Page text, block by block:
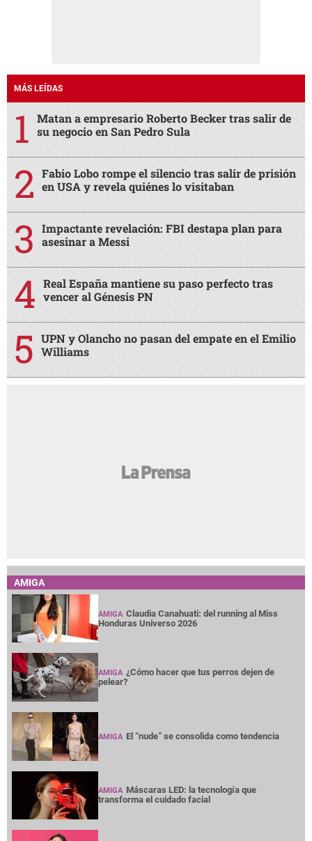
MÁS LEÍDAS
Matan a empresario Roberto Becker tras salir de
su negocio en San Pedro Sula
Fabio Lobo rompe el silencio tras salir de prisión
en USA y revela quiénes lo visitaban
Impactante revelación: FBI destapa plan para
asesinar a Messi
Real España mantiene su paso perfecto tras
vencer al Génesis PN
UPN y Olancho no pasan del empate en el Emilio
Williams
AMIGA
AMIGA Claudia Canahuati: del running al Miss
Honduras Universo 2026
AMIGA ¿Cómo hacer que tus perros dejen de
pelear?
AMIGA El “nude” se consolida como tendencia
AMIGA Máscaras LED: la tecnología que
transforma el cuidado facial